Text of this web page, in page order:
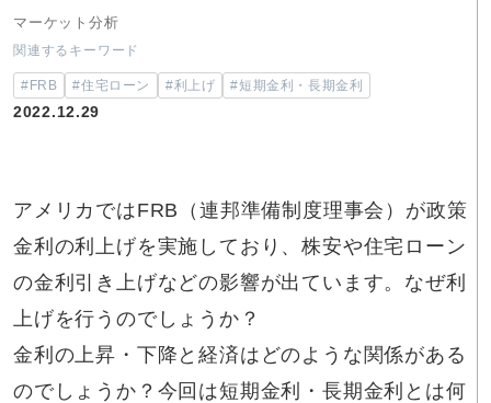
マーケット分析
関連するキーワード
#FRB #住宅ローン #利上げ #短期金利・長期金利
2022.12.29
アメリカではFRB（連邦準備制度理事会）が政策
金利の利上げを実施しており、株安や住宅ローン
の金利引き上げなどの影響が出ています。なぜ利
上げを行うのでしょうか？
金利の上昇・下降と経済はどのような関係がある
のでしょうか？今回は短期金利・長期金利とは何